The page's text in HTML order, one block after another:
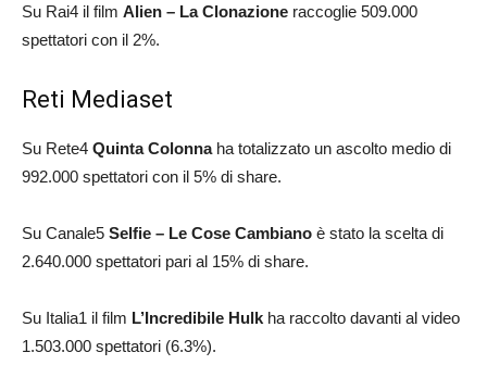
Su Rai4 il film Alien – La Clonazione raccoglie 509.000
spettatori con il 2%.
Reti Mediaset
Su Rete4 Quinta Colonnaha totalizzato un ascolto medio di
992.000 spettatori con il 5% di share.
Su Canale5 Selfie – Le Cose Cambiano è stato la scelta di
2.640.000 spettatori pari al 15% di share.
Su Italia1 il film L’Incredibile Hulk ha raccolto davanti al video
1.503.000 spettatori (6.3%).